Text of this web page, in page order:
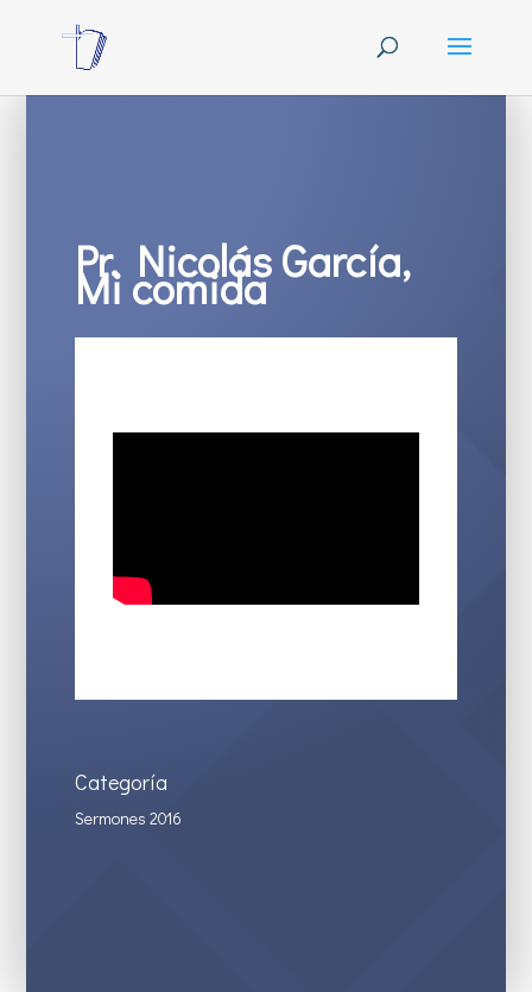
Pr. Nicolás García,
Mi comida
Categoría
Sermones 2016